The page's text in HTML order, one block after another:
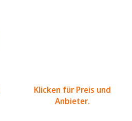
Klicken für Preis und
Anbieter.